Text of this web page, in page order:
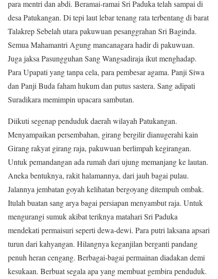
para mentri dan abdi. Beramai-ramai Sri Paduka telah sampai di
desa Patukangan. Di tepi laut lebar tenang rata terbentang di barat
Talakrep Sebelah utara pakuwuan pesanggrahan Sri Baginda.
Semua Mahamantri Agung mancanagara hadir di pakuwuan.
Juga jaksa Pasungguhan Sang Wangsadiraja ikut menghadap.
Para Upapati yang tanpa cela, para pembesar agama. Panji Siwa
dan Panji Buda faham hukum dan putus sastera. Sang adipati
Suradikara memimpin upacara sambutan.
Diikuti segenap penduduk daerah wilayah Patukangan.
Menyampaikan persembahan, girang bergilir dianugerahi kain
Girang rakyat girang raja, pakuwuan berlimpah kegirangan.
Untuk pemandangan ada rumah dari ujung memanjang ke lautan.
Aneka bentuknya, rakit halamannya, dari jauh bagai pulau.
Jalannya jembatan goyah kelihatan bergoyang ditempuh ombak.
Itulah buatan sang arya bagai persiapan menyambut raja. Untuk
mengurangi sumuk akibat teriknya matahari Sri Paduka
mendekati permaisuri seperti dewa-dewi. Para putri laksana apsari
turun dari kahyangan. Hilangnya keganjilan berganti pandang
penuh heran cengang. Berbagai-bagai permainan diadakan demi
kesukaan. Berbuat segala apa yang membuat gembira penduduk.